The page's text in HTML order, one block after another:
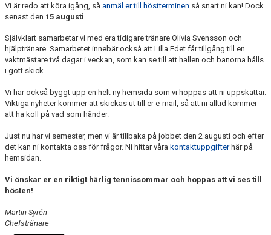
Vi är redo att köra igång, så anmäl er till höstterminen så snart ni kan! Dock
senast den 15 augusti.
Självklart samarbetar vi med era tidigare tränare Olivia Svensson och
hjälptränare. Samarbetet innebär också att Lilla Edet får tillgång till en
vaktmästare två dagar i veckan, som kan se till att hallen och banorna hålls
i gott skick.
Vi har också byggt upp en helt ny hemsida som vi hoppas att ni uppskattar.
Viktiga nyheter kommer att skickas ut till er e-mail, så att ni alltid kommer
att ha koll på vad som händer.
Just nu har vi semester, men vi är tillbaka på jobbet den 2 augusti och efter
det kan ni kontakta oss för frågor. Ni hittar våra kontaktuppgifterhär på
hemsidan.
Vi önskar er en riktigt härlig tennissommar och hoppas att vi ses till
hösten!
Martin Syrén
Chefstränare